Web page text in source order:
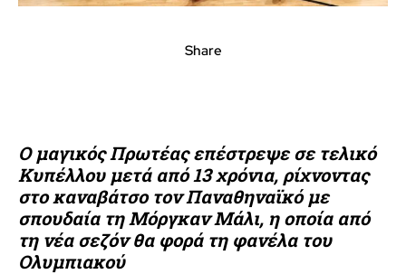
Share
Ο μαγικός Πρωτέας επέστρεψε σε τελικό
Κυπέλλου μετά από 13 χρόνια, ρίχνοντας
στο καναβάτσο τον Παναθηναϊκό με
σπουδαία τη Μόργκαν Μάλι, η οποία από
τη νέα σεζόν θα φορά τη φανέλα του
Ολυμπιακού